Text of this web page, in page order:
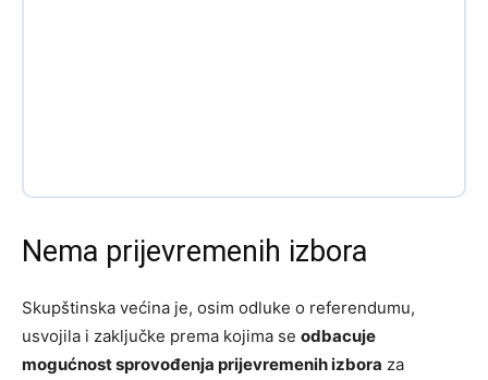
Nema prijevremenih izbora
Skupštinska većina je, osim odluke o referendumu,
usvojila i zaključke prema kojima se odbacuje
mogućnost sprovođenja prijevremenih izbora za